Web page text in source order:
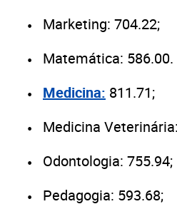
Marketing: 704.22;
Matemática: 586.00.
Medicina: 811.71;
Medicina
Odontologia: 755.94;
Pedagogia: 593.68;